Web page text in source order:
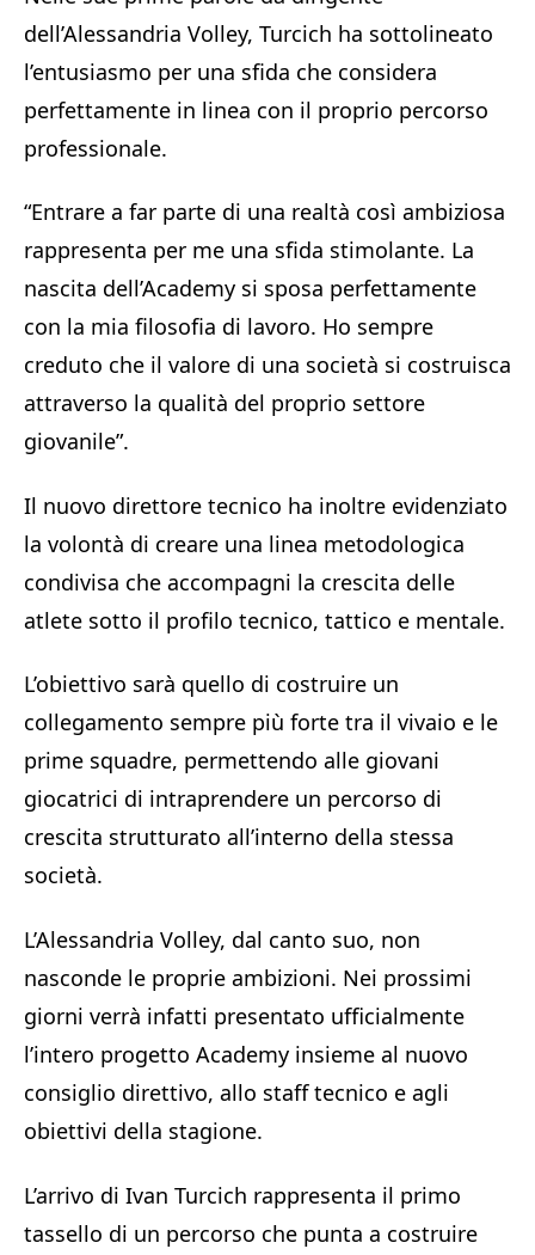
dell’Alessandria Volley, Turcich ha sottolineato
l’entusiasmo per una sfida che considera
perfettamente in linea con il proprio percorso
professionale.
“Entrare a far parte di una realtà così ambiziosa
rappresenta per me una sfida stimolante. La
nascita dell’Academy si sposa perfettamente
con la mia filosofia di lavoro. Ho sempre
creduto che il valore di una società si costruisca
attraverso la qualità del proprio settore
giovanile”.
Il nuovo direttore tecnico ha inoltre evidenziato
la volontà di creare una linea metodologica
condivisa che accompagni la crescita delle
atlete sotto il profilo tecnico, tattico e mentale.
L’obiettivo sarà quello di costruire un
collegamento sempre più forte tra il vivaio e le
prime squadre, permettendo alle giovani
giocatrici di intraprendere un percorso di
crescita strutturato all’interno della stessa
società.
L’Alessandria Volley, dal canto suo, non
nasconde le proprie ambizioni. Nei prossimi
giorni verrà infatti presentato ufficialmente
l’intero progetto Academy insieme al nuovo
consiglio direttivo, allo staff tecnico e agli
obiettivi della stagione.
L’arrivo di Ivan Turcich rappresenta il primo
tassello di un percorso che punta a costruire